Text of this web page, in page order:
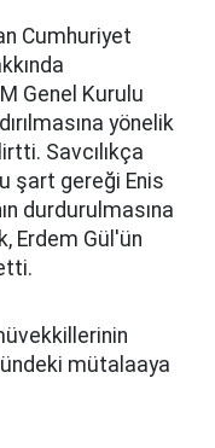
Cumhuriyet
Genel Kurulu
yönelik
Savcılıkça
şart gereği Enis
durdurulmasına
Erdem Gül'ün
mütalaaya